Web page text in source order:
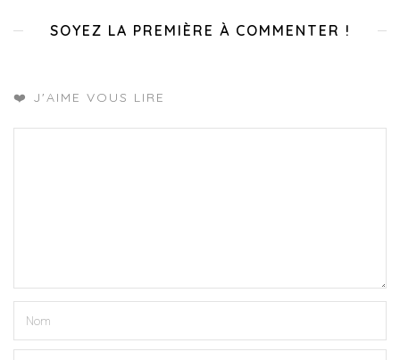
SOYEZ LA PREMIÈRE À COMMENTER !
❤️ J'AIME VOUS LIRE